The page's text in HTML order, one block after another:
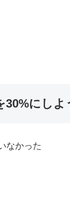
30%にしよ
なかった